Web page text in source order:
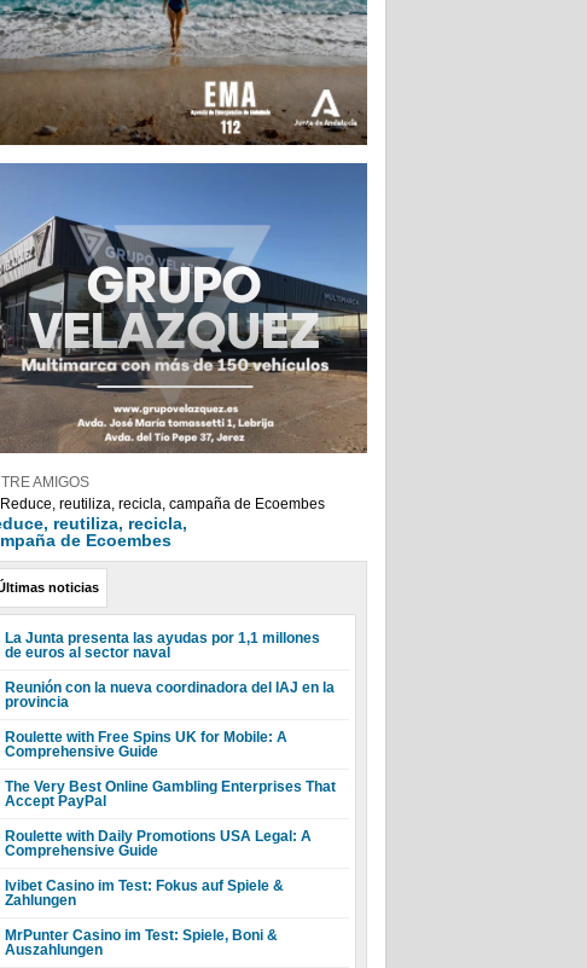
AMIGOS
reutiliza, recicla,
de Ecoembes
noticias
La Junta presenta las ayudas por 1,1 millones
de euros al sector naval
Reunión con la nueva coordinadora del IAJ en la
provincia
Roulette with Free Spins UK for Mobile: A
Comprehensive Guide
The Very Best Online Gambling Enterprises That
Accept PayPal
Roulette with Daily Promotions USA Legal: A
Comprehensive Guide
Ivibet Casino im Test: Fokus auf Spiele &
Zahlungen
MrPunter Casino im Test: Spiele, Boni &
Auszahlungen